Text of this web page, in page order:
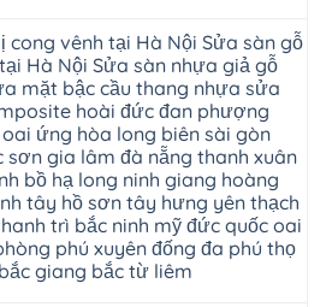
cong vênh tại Hà Nội Sửa sàn gỗ
Hà Nội Sửa sàn nhựa giả gỗ
mặt bậc cầu thang nhựa sửa
hoài đức đan phượng
ứng hòa long biên sài gòn
sơn gia lâm đà nẵng thanh xuân
bồ hạ long ninh giang hoàng
tây hồ sơn tây hưng yên thạch
trì bắc ninh mỹ đức quốc oai
phú xuyên đống đa phú thọ
giang bắc từ liêm